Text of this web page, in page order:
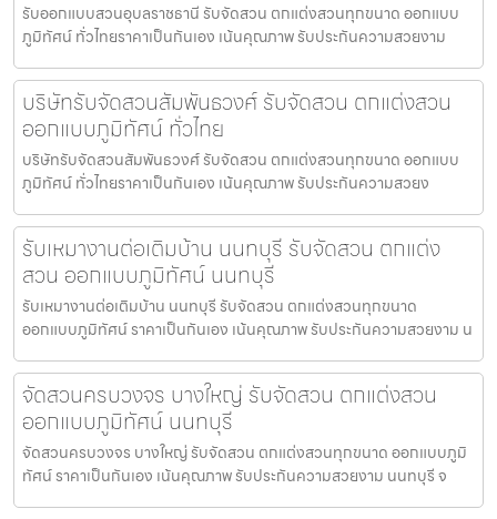
รับออกแบบสวนอุบลราชธานี รับจัดสวน ตกแต่งสวนทุกขนาด ออกแบบ
ภูมิทัศน์ ทั่วไทยราคาเป็นกันเอง เน้นคุณภาพ รับประกันความสวยงาม
บริษัทรับจัดสวนสัมพันธวงศ์ รับจัดสวน ตกแต่งสวน
ออกแบบภูมิทัศน์ ทั่วไทย
บริษัทรับจัดสวนสัมพันธวงศ์ รับจัดสวน ตกแต่งสวนทุกขนาด ออกแบบ
ภูมิทัศน์ ทั่วไทยราคาเป็นกันเอง เน้นคุณภาพ รับประกันความสวยง
รับเหมางานต่อเติมบ้าน นนทบุรี รับจัดสวน ตกแต่ง
สวน ออกแบบภูมิทัศน์ นนทบุรี
รับเหมางานต่อเติมบ้าน นนทบุรี รับจัดสวน ตกแต่งสวนทุกขนาด
ออกแบบภูมิทัศน์ ราคาเป็นกันเอง เน้นคุณภาพ รับประกันความสวยงาม น
จัดสวนครบวงจร บางใหญ่ รับจัดสวน ตกแต่งสวน
ออกแบบภูมิทัศน์ นนทบุรี
จัดสวนครบวงจร บางใหญ่ รับจัดสวน ตกแต่งสวนทุกขนาด ออกแบบภูมิ
ทัศน์ ราคาเป็นกันเอง เน้นคุณภาพ รับประกันความสวยงาม นนทบุรี จ